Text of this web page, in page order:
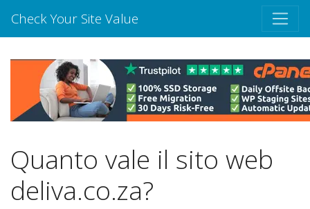
Check Your Site Value
Quanto vale il sito web
deliva.co.za?